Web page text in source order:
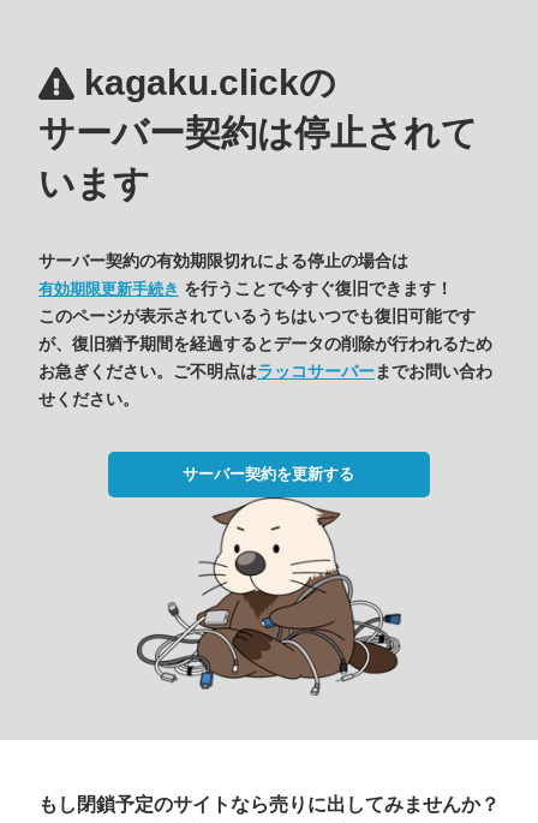
kagaku.clickの
サーバー契約は停止されて
います
サーバー契約の有効期限切れによる停止の場合は
有効期限更新手続き を行うことで今すぐ復旧できます！
このページが表示されているうちはいつでも復旧可能です
が、復旧猶予期間を経過するとデータの削除が行われるため
お急ぎください。ご不明点はラッコサーバーまでお問い合わ
せください。
サーバー契約を更新する
もし閉鎖予定のサイトなら売りに出してみませんか？